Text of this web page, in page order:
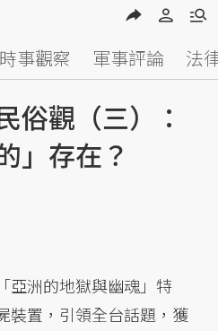
時事觀察 軍事評論 法
俗觀（三）：
」存在？
亞洲的地獄與幽魂」特
裝置，引領全台話題，獲